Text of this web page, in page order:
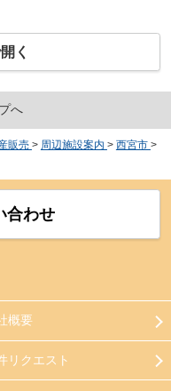
く
へ
販売 > 周辺施設案内 > 西宮市 >
合わせ
概要
リクエスト